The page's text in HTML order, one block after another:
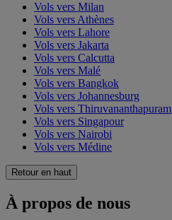
Vols vers Milan
Vols vers Athènes
Vols vers Lahore
Vols vers Jakarta
Vols vers Calcutta
Vols vers Malé
Vols vers Bangkok
Vols vers Johannesburg
Vols vers Thiruvananthapuram
Vols vers Singapour
Vols vers Nairobi
Vols vers Médine
Retour en haut
À propos de nous